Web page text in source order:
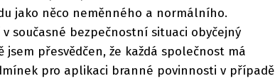
jako něco neměnného a normálního.
současné bezpečnostní situaci obyčejný
jsem přesvědčen, že každá společnost má
pro aplikaci branné povinnosti v případě